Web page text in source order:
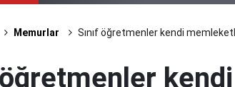
Memurlar Sınıf öğretmenler kendi
öğretmenler kendi